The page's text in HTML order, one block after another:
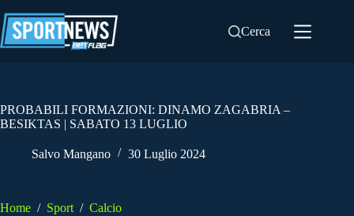
al
contenuto
Cerca
PROBABILI FORMAZIONI: DINAMO ZAGABRIA –
BESIKTAS | SABATO 13 LUGLIO
Salvo Mangano 30 Luglio 2024
Home / Sport / Calcio